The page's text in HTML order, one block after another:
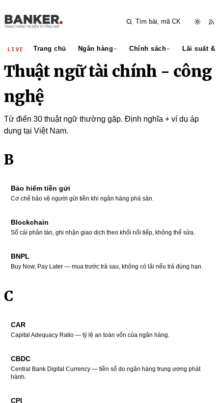
LIVE Trang chủ Ngân hàng Chính sách Lãi suất &
Thuật ngữ tài chính - công
nghệ
Từ điển 30 thuật ngữ thường gặp. Định nghĩa + ví dụ áp
dụng tại Việt Nam.
B
Bảo hiểm tiền gửi
Cơ chế bảo vệ người gửi tiền khi ngân hàng phá sản.
Blockchain
Sổ cái phân tán, ghi nhận giao dịch theo khối nối tiếp, không thể sửa.
BNPL
Buy Now, Pay Later — mua trước trả sau, không có lãi nếu trả đúng hạn.
C
CAR
Capital Adequacy Ratio — tỷ lệ an toàn vốn của ngân hàng.
CBDC
Central Bank Digital Currency — tiền số do ngân hàng trung ương phát
hành.
CPI